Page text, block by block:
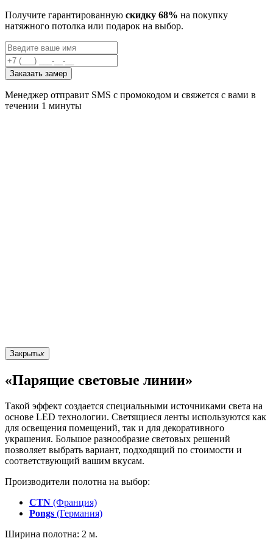
Получите гарантированную скидку 68% на покупку
натяжного потолка или подарок на выбор.
Заказать замер
Менеджер отправит SMS с промокодом и свяжется с вами в
течении 1 минуты
Закрытьx
«Парящие световые линии»
Такой эффект создается специальными источниками света на
основе LED технологии. Светящиеся ленты используются как
для освещения помещений, так и для декоративного
украшения. Большое разнообразие световых решений
позволяет выбрать вариант, подходящий по стоимости и
соответствующий вашим вкусам.
Производители полотна на выбор:
CTN (Франция)
Pongs (Германия)
Ширина полотна: 2 м.